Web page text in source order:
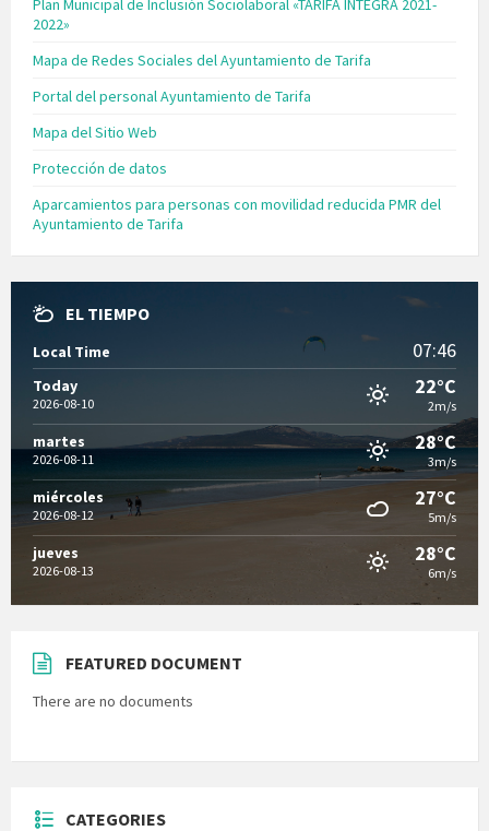
Plan Municipal de Inclusión Sociolaboral «TARIFA INTEGRA 2021-
2022»
Mapa de Redes Sociales del Ayuntamiento de Tarifa
Portal del personal Ayuntamiento de Tarifa
Mapa del Sitio Web
Protección de datos
Aparcamientos para personas con movilidad reducida PMR del
Ayuntamiento de Tarifa
EL TIEMPO
Local Time 07:46
Today
2026-08-10
22°C
2m/s
martes
2026-08-11
28°C
3m/s
miércoles
2026-08-12
27°C
5m/s
jueves
2026-08-13
28°C
6m/s
FEATURED DOCUMENT
There are no documents
CATEGORIES